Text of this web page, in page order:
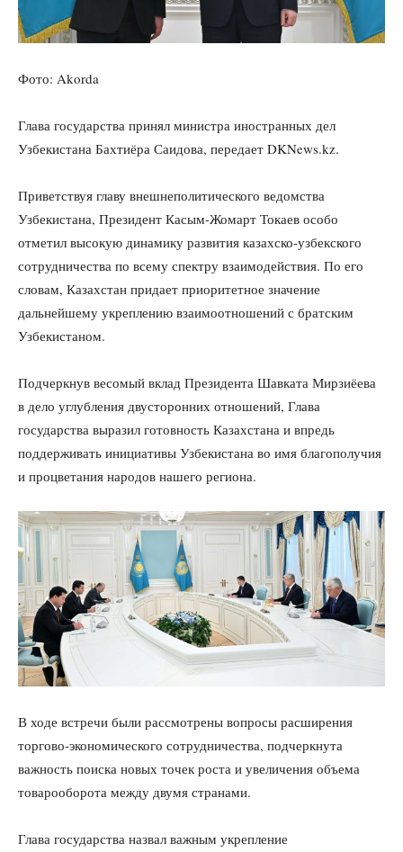
Фото: Akorda
Глава государства принял министра иностранных дел
Узбекистана Бахтиёра Саидова, передает DKNews.kz.
Приветствуя главу внешнеполитического ведомства
Узбекистана, Президент Касым-Жомарт Токаев особо
отметил высокую динамику развития казахско-узбекского
сотрудничества по всему спектру взаимодействия. По его
словам, Казахстан придает приоритетное значение
дальнейшему укреплению взаимоотношений с братским
Узбекистаном.
Подчеркнув весомый вклад Президента Шавката Мирзиёева
в дело углубления двусторонних отношений, Глава
государства выразил готовность Казахстана и впредь
поддерживать инициативы Узбекистана во имя благополучия
и процветания народов нашего региона.
В ходе встречи были рассмотрены вопросы расширения
торгово-экономического сотрудничества, подчеркнута
важность поиска новых точек роста и увеличения объема
товарооборота между двумя странами.
Глава государства назвал важным укрепление